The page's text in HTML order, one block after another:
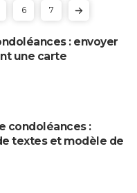
6 7
: envoyer
une carte
condoléances :
textes et modèle de